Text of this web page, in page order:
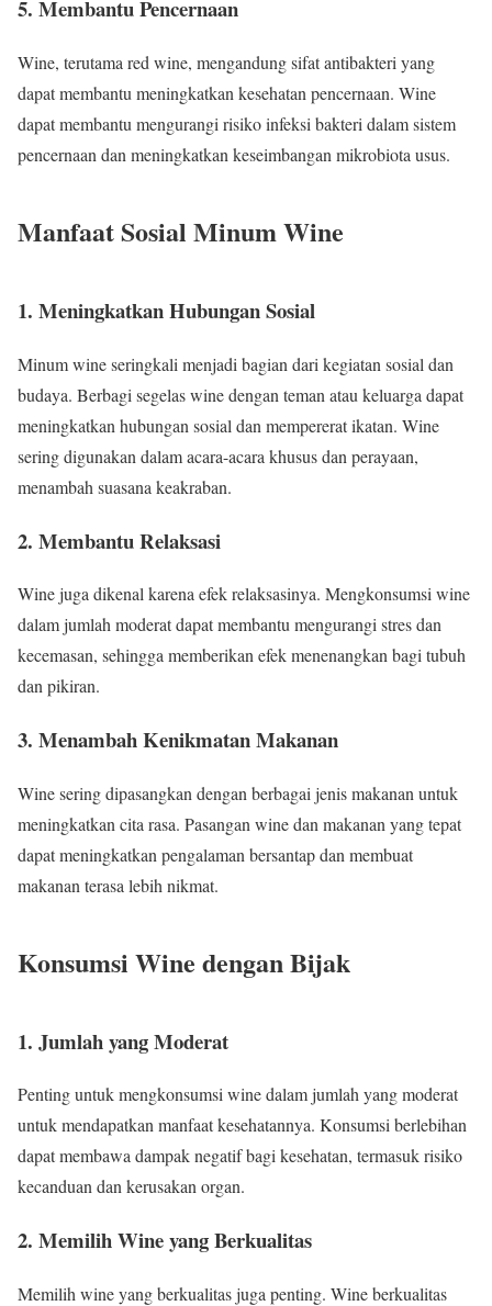
5. Membantu Pencernaan
Wine, terutama red wine, mengandung sifat antibakteri yang
dapat membantu meningkatkan kesehatan pencernaan. Wine
dapat membantu mengurangi risiko infeksi bakteri dalam sistem
pencernaan dan meningkatkan keseimbangan mikrobiota usus.
Manfaat Sosial Minum Wine
1. Meningkatkan Hubungan Sosial
Minum wine seringkali menjadi bagian dari kegiatan sosial dan
budaya. Berbagi segelas wine dengan teman atau keluarga dapat
meningkatkan hubungan sosial dan mempererat ikatan. Wine
sering digunakan dalam acara-acara khusus dan perayaan,
menambah suasana keakraban.
2. Membantu Relaksasi
Wine juga dikenal karena efek relaksasinya. Mengkonsumsi wine
dalam jumlah moderat dapat membantu mengurangi stres dan
kecemasan, sehingga memberikan efek menenangkan bagi tubuh
dan pikiran.
3. Menambah Kenikmatan Makanan
Wine sering dipasangkan dengan berbagai jenis makanan untuk
meningkatkan cita rasa. Pasangan wine dan makanan yang tepat
dapat meningkatkan pengalaman bersantap dan membuat
makanan terasa lebih nikmat.
Konsumsi Wine dengan Bijak
1. Jumlah yang Moderat
Penting untuk mengkonsumsi wine dalam jumlah yang moderat
untuk mendapatkan manfaat kesehatannya. Konsumsi berlebihan
dapat membawa dampak negatif bagi kesehatan, termasuk risiko
kecanduan dan kerusakan organ.
2. Memilih Wine yang Berkualitas
Memilih wine yang berkualitas juga penting. Wine berkualitas